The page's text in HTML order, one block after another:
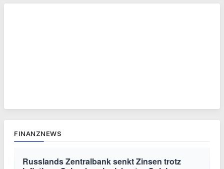
FINANZNEWS
Russlands Zentralbank senkt Zinsen trotz